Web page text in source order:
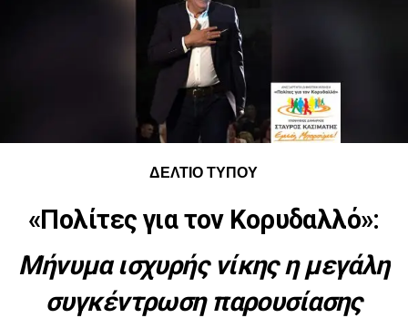
ΔΕΛΤΙΟ ΤΥΠΟΥ
«Πολίτες για τον Κορυδαλλό»:
Μήνυμα ισχυρής νίκης η μεγάλη
συγκέντρωση παρουσίασης